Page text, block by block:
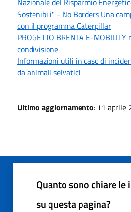
Sostenibili" - No Borders Una
con il programma Caterpillar
PROGETTO BRENTA E-
condivisione
Informazioni utili in caso di
da animali selvatici
Ultimo aggiornamento: 11 aprile
Quanto sono chiare
su questa pagina?